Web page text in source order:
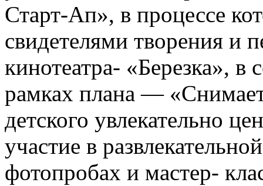
Старт-Ап», в процессе
свидетелями творения и
кинотеатра- «Березка», в
рамках плана —
детского увлекательно
участие в
фотопробах и мастер-